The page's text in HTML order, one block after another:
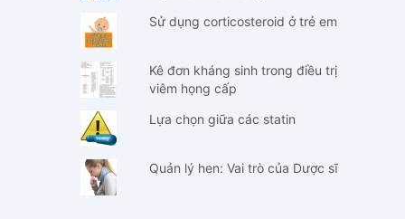
Sử dụng corticosteroid ở trẻ em
Kê đơn kháng sinh trong điều trị
viêm họng cấp
Lựa chọn giữa các statin
Quản lý hen: Vai trò của Dược sĩ